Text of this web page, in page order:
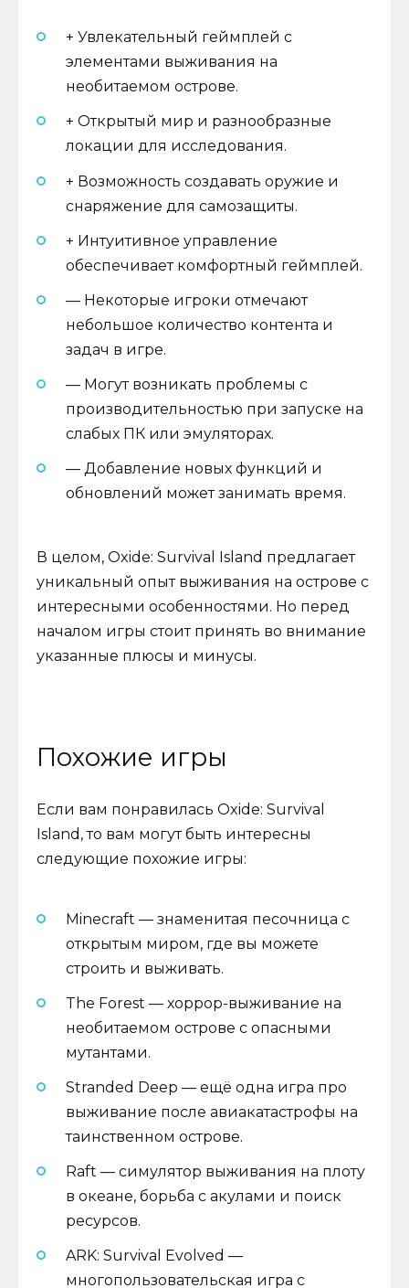
+ Увлекательный геймплей с
элементами выживания на
необитаемом острове.
+ Открытый мир и разнообразные
локации для исследования.
+ Возможность создавать оружие и
снаряжение для самозащиты.
+ Интуитивное управление
обеспечивает комфортный геймплей.
— Некоторые игроки отмечают
небольшое количество контента и
задач в игре.
— Могут возникать проблемы с
производительностью при запуске на
слабых ПК или эмуляторах.
— Добавление новых функций и
обновлений может занимать время.
В целом, Oxide: Survival Island предлагает
уникальный опыт выживания на острове с
интересными особенностями. Но перед
началом игры стоит принять во внимание
указанные плюсы и минусы.
Похожие игры
Если вам понравилась Oxide: Survival
Island, то вам могут быть интересны
следующие похожие игры:
Minecraft — знаменитая песочница с
открытым миром, где вы можете
строить и выживать.
The Forest — хоррор-выживание на
необитаемом острове с опасными
мутантами.
Stranded Deep — ещё одна игра про
выживание после авиакатастрофы на
таинственном острове.
Raft — симулятор выживания на плоту
в океане, борьба с акулами и поиск
ресурсов.
ARK: Survival Evolved —
многопользовательская игра с